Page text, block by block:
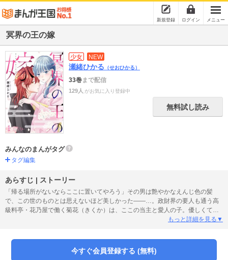
新規登録 ログイン メニュー
冥界の王の嫁
少女 NEW
瀬緒ひかる （せおひかる）
33巻まで配信
129人 がお気に入り登録中
無料試し読み
みんなのまんがタグ
タグ編集
あらすじ | ストーリー
「帰る場所がないならここに置いてやろう」その男は艶やかなえんじ色の髪
で、この世のものとは思えないほど美しかった――…。政財界の要人も通う高
級料亭・花乃屋で働く菊花（きくか）は、ここの当主と愛人の子。優しくて大
好きだった母親は体が弱く、早くに亡くなってしまった。そこからは義母と義
のいじめはエスカレートしていき、ついに夜の山奥に捨てられてしまう。絶望
の中、菊花がたどり着いたのは「地獄の入り口」と町で噂されている大きな屋
もっと詳細を見る▼
今すぐ会員登録する (無料)